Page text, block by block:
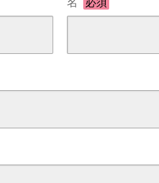
名 必須